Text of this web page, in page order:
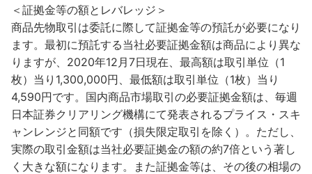
＜証拠金等の額とレバレッジ＞
商品先物取引は委託に際して証拠金等の預託が必要になり
ます。最初に預託する当社必要証拠金額は商品により異な
りますが、2020年12月7日現在、最高額は取引単位（1
枚）当り1,300,000円、最低額は取引単位（1枚）当り
4,590円です。国内商品市場取引の必要証拠金額は、毎週
日本証券クリアリング機構にて発表されるプライス・スキ
ャンレンジと同額です（損失限定取引を除く）。ただし、
実際の取引金額は当社必要証拠金の額の約7倍という著し
く大きな額になります。また証拠金等は、その後の相場の